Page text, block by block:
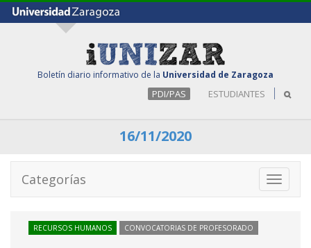
Boletín diario informativo de la Universidad de Zaragoza
PDI/PAS ESTUDIANTES
16/11/2020
Toggle
Categorías
RECURSOS HUMANOS CONVOCATORIAS DE PROFESORADO